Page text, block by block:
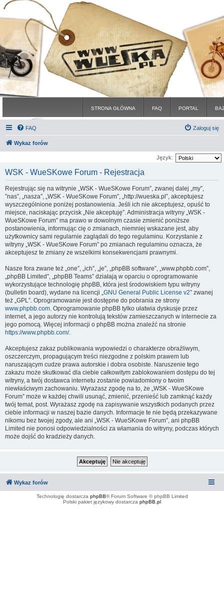
STRONA GŁÓWNA FAQ PORTAL
FAQ Zaloguj się
Wykaz forów
Język:
WSK - WueSKowe Forum - Rejestracja
Rejestrując się na witrynie „WSK - WueSKowe Forum”, zwanej dalej „my”,
”nas”, „nasza”, „WSK - WueSKowe Forum”, „http://wueska.pl”, akceptujesz
wyszczególnione poniżej postanowienia. Jeśli ich nie akceptujesz, opuść to
miejsce, naciskając przycisk „Nie akceptuję”. Administracja witryny „WSK -
WueSKowe Forum” ma prawo w dowolnym czasie zmienić poniższe
postanowienia, informując cię o zmianach, niemniej wskazane jest, aby
użytkownicy sami regularnie zaglądali do tego regulaminu. Korzystanie z
witryny „WSK - WueSKowe Forum” po zmianach regulaminu oznacza, że
akceptujesz te zmiany ze wszelkimi konsekwencjami prawnymi.
Nasze fora zwane też „one”, „ich”, „je”, „phpBB software”, „www.phpbb.com”,
„phpBB Limited”, „phpBB Teams” działają w oparciu o oprogramowanie
wykorzystujące technologię phpBB, która jest środowiskiem typu witryny
(bulletin board), wydane na licencji „GNU General Public License v2” zwanej
też „GPL”. Oprogramowanie jest dostępne do pobrania ze strony
www.phpbb.com. Oprogramowanie phpBB tylko ułatwia dyskusje przez
internet, a jego autorzy nie kontrolują tekstów zamieszczanych w internecie za
jego pomocą. Więcej informacji o phpBB można znaleźć na stronie
https://www.phpbb.com/.
Akceptujesz zakaz publikowania wypowiedzi o charakterze obraźliwym,
oszczerczym, propagującym treści niezgodne z polskim prawem lub
naruszającym cudze prawa autorskie i dobra osobiste. Naruszenie tego
zakazu może skutkować dla ciebie całkowitym zablokowaniem dostępu do tej
witryny, a twój dostawca internetu zostanie powiadomiony o twoim
niewłaściwym zachowaniu. Wyrażasz zgodę na to, że „WSK - WueSKowe
Forum” może w każdej chwili usunąć, zmienić, przenieść lub zamknąć każdy
twój temat, post. Wyrażasz zgodę na zapisywanie wszystkich podanych przez
ciebie informacji w naszej bazie danych. Informacje te nie będą przekazywane
nikomu bez twojej zgody, ale ani „WSK - WueSKowe Forum”, ani phpBB
Limited nie ponosi odpowiedzialności za włamania do witryny, podczas których
może dojść do kradzieży danych.
Wykaz forów
Technologię dostarcza phpBB® Forum Software © phpBB Limited
Polski pakiet językowy dostarcza phpBB.pl